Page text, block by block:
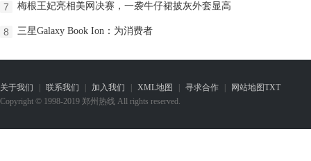
7 梅根王妃亮相美网决赛，一袭牛仔裙披灰外套显高
8 三星Galaxy Book Ion：为消费者
关于我们 联系我们 加入我们 XML地图 寻求合作 网站地图TXT
Copyright © 1998-2019 郑州热线 All rights reserved.